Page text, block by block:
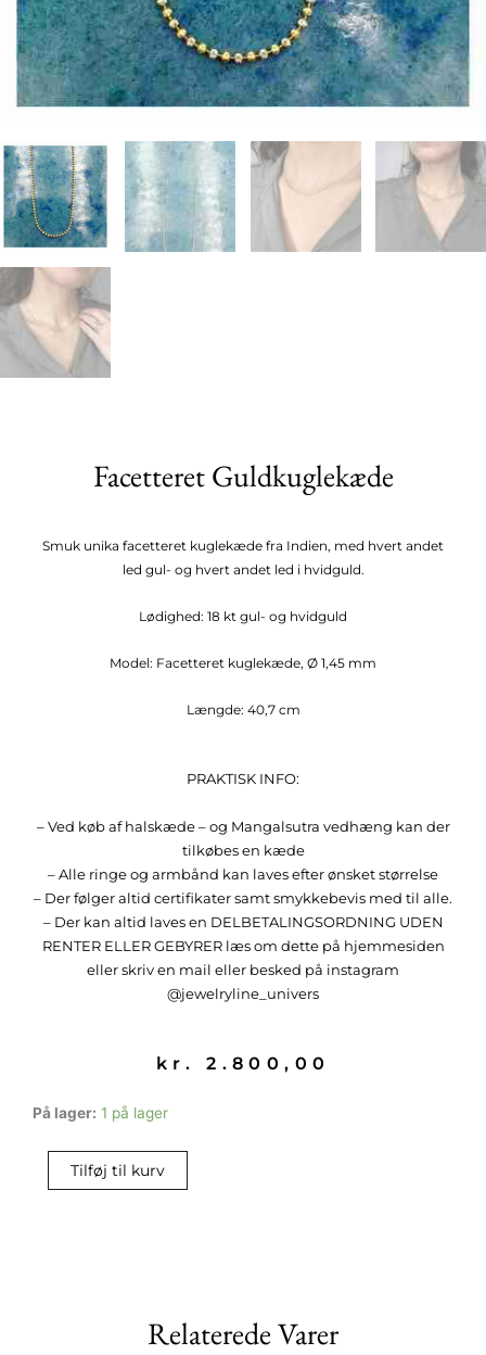
Facetteret Guldkuglekæde
Smuk unika facetteret kuglekæde fra Indien, med hvert andet
led gul- og hvert andet led i hvidguld.
Lødighed: 18 kt gul- og hvidguld
Model: Facetteret kuglekæde, Ø 1,45 mm
Længde: 40,7 cm
PRAKTISK INFO:
– Ved køb af halskæde – og Mangalsutra vedhæng kan der
tilkøbes en kæde
– Alle ringe og armbånd kan laves efter ønsket størrelse
– Der følger altid certifikater samt smykkebevis med til alle.
– Der kan altid laves en DELBETALINGSORDNING UDEN
RENTER ELLER GEBYRER læs om dette på hjemmesiden
eller skriv en mail eller besked på instagram
@jewelryline_univers
kr. 2.800,00
På lager: 1 på lager
Facetteret
Tilføj til kurv
Relaterede Varer